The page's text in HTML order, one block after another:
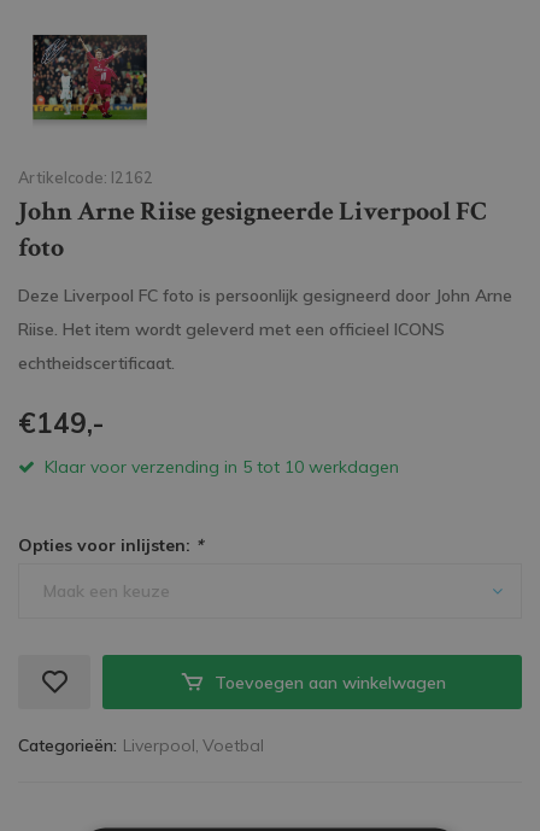
Artikelcode: I2162
John Arne Riise gesigneerde Liverpool FC
foto
Deze Liverpool FC foto is persoonlijk gesigneerd door John Arne
Riise. Het item wordt geleverd met een officieel ICONS
echtheidscertificaat.
€149,-
Klaar voor verzending in 5 tot 10 werkdagen
Opties voor inlijsten: *
Maak een keuze
Toevoegen aan winkelwagen
Categorieën: Liverpool, Voetbal